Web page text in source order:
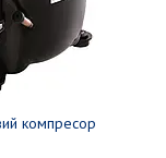
компресор